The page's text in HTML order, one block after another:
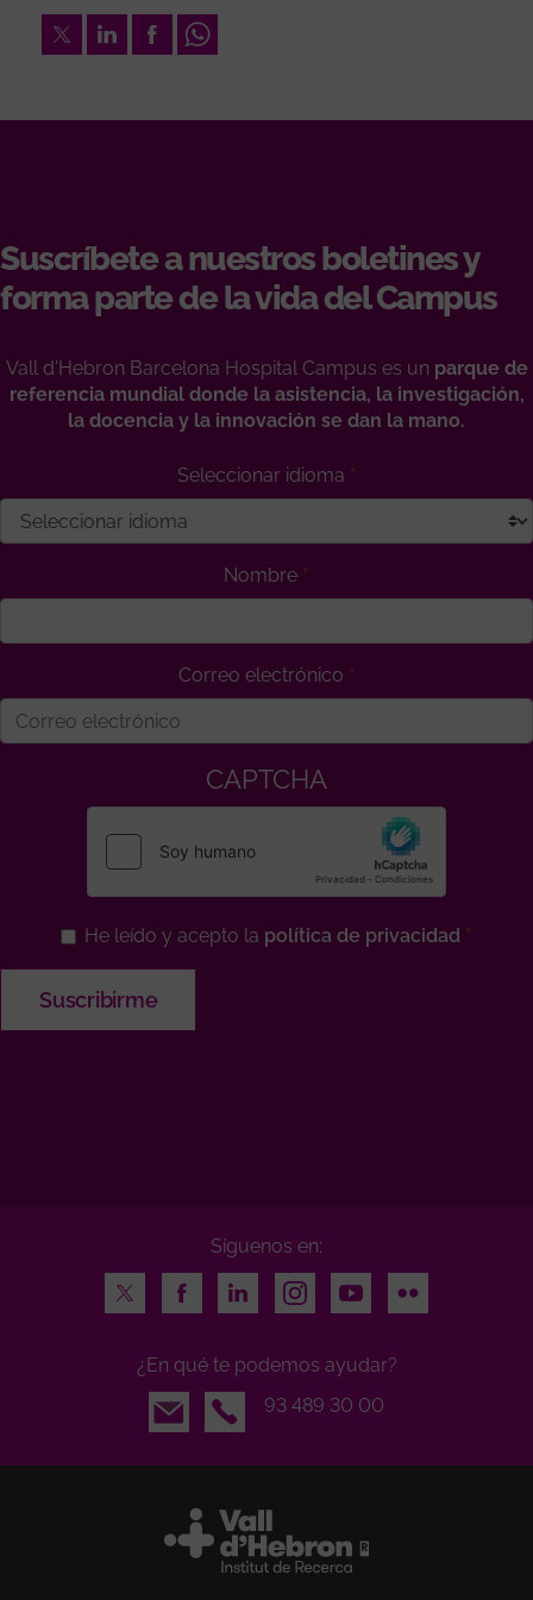
TwitterLinkedInFacebookWhatsapp
Suscríbete a nuestros boletines y
forma parte de la vida del Campus
Vall d'Hebron Barcelona Hospital Campus es un parque de
referencia mundial donde la asistencia, la investigación,
la docencia y la innovación se dan la mano.
Seleccionar idioma
Nombre
Correo electrónico
CAPTCHA
He leído y acepto la política de privacidad
Síguenos en:
Twitter
FacebookLinkedInInstagramYoutubeFlickr
¿En qué te podemos ayudar?
Email
93 489 30 00